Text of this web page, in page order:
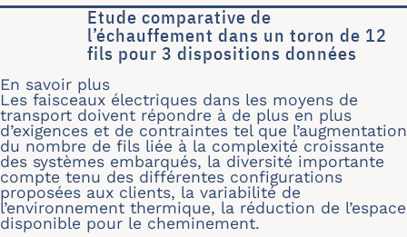
Etude comparative de
l’échauffement dans un toron de 12
fils pour 3 dispositions données
En savoir plus
Les faisceaux électriques dans les moyens de
transport doivent répondre à de plus en plus
d’exigences et de contraintes tel que l’augmentation
du nombre de fils liée à la complexité croissante
des systèmes embarqués, la diversité importante
compte tenu des différentes configurations
proposées aux clients, la variabilité de
l’environnement thermique, la réduction de l’espace
disponible pour le cheminement.